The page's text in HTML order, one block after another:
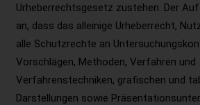
Urheberrechtsgesetz zustehen. Der
an, dass das alleinige Urheberrecht,
alle Schutzrechte an
Vorschlägen, Methoden, Verfahren und
Verfahrenstechniken, grafischen und
Darstellungen sowie